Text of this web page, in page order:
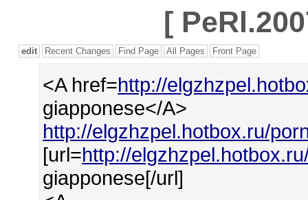
[
edit Recent Changes Find Page All Pages Front Page
<A href=http://
giapponese</A>
http://elgzhzpel.hotbox.ru/
[url=http://
giapponese[/url]